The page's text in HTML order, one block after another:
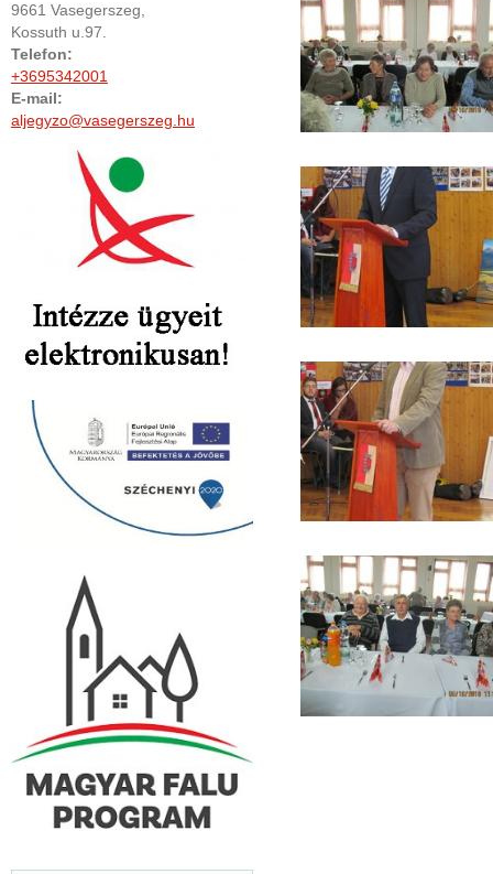
9661 Vasegerszeg,
Kossuth u.97.
Telefon:
+3695342001
E-mail:
aljegyzo@vasegerszeg.hu